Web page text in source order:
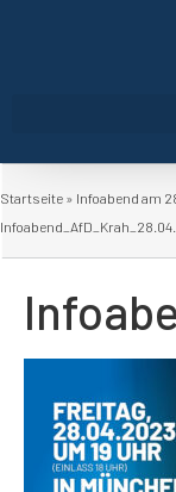
Startseite » Infoabend am